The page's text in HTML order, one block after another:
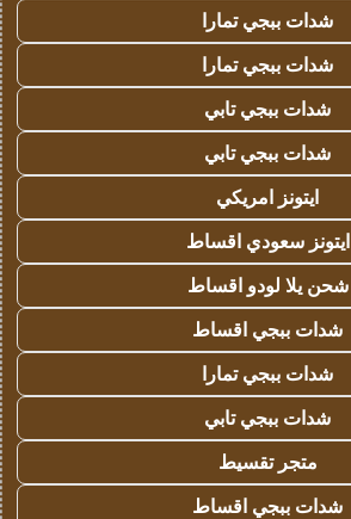
شدات ببجي تمارا
شدات ببجي تمارا
شدات ببجي تابي
شدات ببجي تابي
ايتونز امريكي
ايتونز سعودي اقساط
شحن يلا لودو اقساط
شدات ببجي اقساط
شدات ببجي تمارا
شدات ببجي تابي
متجر تقسيط
شدات ببجي اقساط